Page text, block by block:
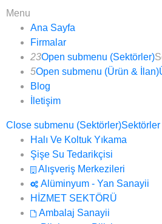
Menu
Ana Sayfa
Firmalar
23Open submenu (Sektörler)
5Open submenu (Ürün & İlan)
Blog
İletişim
Close submenu (Sektörler)Sektörler
Halı Ve Koltuk Yıkama
Şişe Su Tedarikçisi
Alışveriş Merkezileri
Alüminyum - Yan Sanayii
HİZMET SEKTÖRÜ
Ambalaj Sanayii